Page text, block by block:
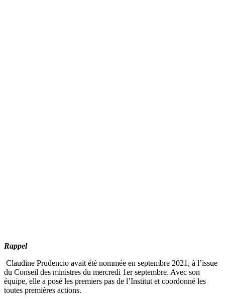
Rappel
Claudine Prudencio avait été nommée en septembre 2021, à l’issue
du Conseil des ministres du mercredi 1er septembre. Avec son
équipe, elle a posé les premiers pas de l’Institut et coordonné les
toutes premières actions.